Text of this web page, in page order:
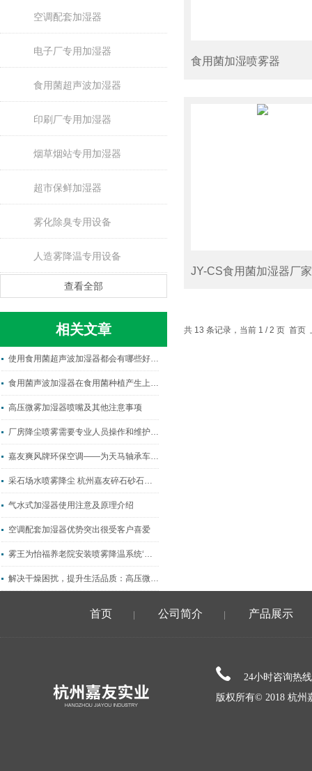
空调配套加湿器
电子厂专用加湿器
食用菌超声波加湿器
印刷厂专用加湿器
烟草烟站专用加湿器
超市保鲜加湿器
雾化除臭专用设备
人造雾降温专用设备
查看全部
相关文章
使用食用菌超声波加湿器都会有哪些好处？
食用菌声波加湿器在食用菌种植产生上还有这么杰出的表现
高压微雾加湿器喷嘴及其他注意事项
厂房降尘喷雾需要专业人员操作和维护吗？
嘉友爽风牌环保空调——为天马轴承车间降温排忧解难
采石场水喷雾降尘 杭州嘉友碎石砂石厂喷淋除尘系统
气水式加湿器使用注意及原理介绍
空调配套加湿器优势突出很受客户喜爱
雾王为怡福养老院安装喷雾降温系统‘送清凉’
解决干燥困扰，提升生活品质：高压微雾加湿器的优势与功能
食用菌加湿喷雾器
JY-CS食用菌加湿器厂家
共 13 条记录，当前 1 / 2 页 首
首页 公司简介 产品展示
24小时咨询热
版权所有© 2018 杭州